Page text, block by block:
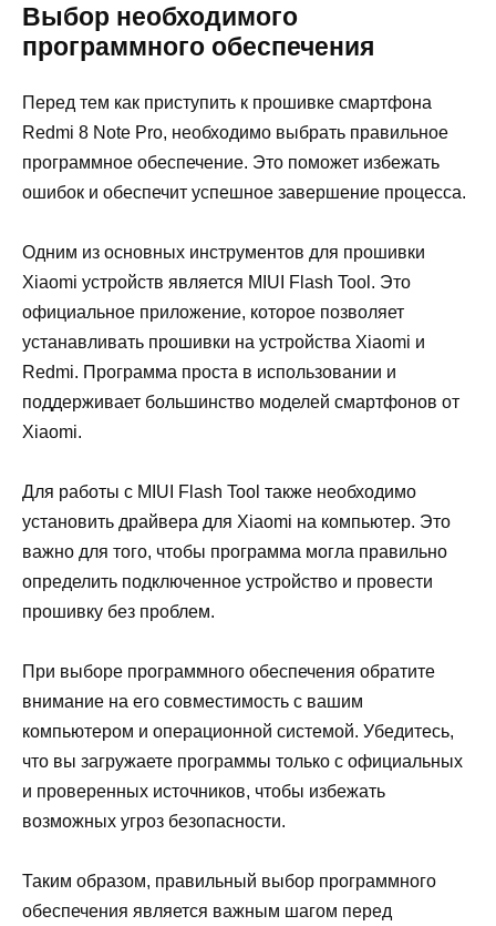
Выбор необходимого
программного обеспечения
Перед тем как приступить к прошивке смартфона
Redmi 8 Note Pro, необходимо выбрать правильное
программное обеспечение. Это поможет избежать
ошибок и обеспечит успешное завершение процесса.
Одним из основных инструментов для прошивки
Xiaomi устройств является MIUI Flash Tool. Это
официальное приложение, которое позволяет
устанавливать прошивки на устройства Xiaomi и
Redmi. Программа проста в использовании и
поддерживает большинство моделей смартфонов от
Xiaomi.
Для работы с MIUI Flash Tool также необходимо
установить драйвера для Xiaomi на компьютер. Это
важно для того, чтобы программа могла правильно
определить подключенное устройство и провести
прошивку без проблем.
При выборе программного обеспечения обратите
внимание на его совместимость с вашим
компьютером и операционной системой. Убедитесь,
что вы загружаете программы только с официальных
и проверенных источников, чтобы избежать
возможных угроз безопасности.
Таким образом, правильный выбор программного
обеспечения является важным шагом перед